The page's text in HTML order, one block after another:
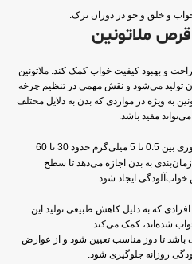
و خلق و خو در دوران ترک.
ملاتونین
و بهبود کیفیت خواب کمک کند. ملاتونین
تولید می‌شود و نقش مهمی در تنظیم چرخه
به ویژه در مواردی که بدن به دلایل مختلف
مفید باشد.
، معمولاً دوزی بین 0.5 تا 5 میلی‌گرم حدود 30 تا 60
به بدن اجازه می‌دهد تا سطح
خواب‌آلودگی ایجاد شود.
که به دلیل کاهش طبیعی تولید این
شده‌اند، کمک می‌کند.
تا دوز مناسب تعیین شود و از عوارض
روزانه جلوگیری شود.